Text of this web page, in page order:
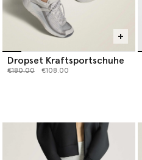
Dropset Kraftsportschuhe
Preis reduziert von
€180.00bis€108.00